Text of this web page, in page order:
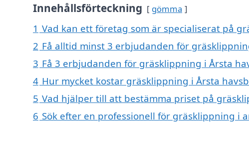
Innehållsförteckning gömma
1 Vad kan ett företag som är specialiserat på
2 Få alltid minst 3 erbjudanden för
3 Få 3 erbjudanden för gräsklippning i Årsta
4 Hur mycket kostar gräsklippning i Årsta
5 Vad hjälper till att bestämma priset på
6 Sök efter en professionell för gräsklippning i